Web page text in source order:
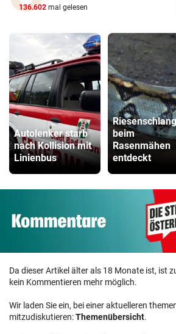
136.602 mal gelesen
Autolenker starb
nach Kollision mit
Linienbus
beim
Rasenmähen
entdeckt
Da dieser Artikel älter als 18 Monate ist, ist
kein Kommentieren mehr möglich.
Wir laden Sie ein, bei einer aktuelleren
mitzudiskutieren:Themenübersicht.